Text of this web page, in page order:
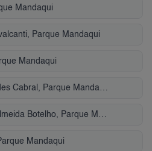
Mandaqui
Parque Mandaqui
Mandaqui
Mandaqui